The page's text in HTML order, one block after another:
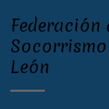
Federación
León